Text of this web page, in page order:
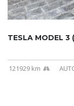
TESLA MODEL 3
121929 km